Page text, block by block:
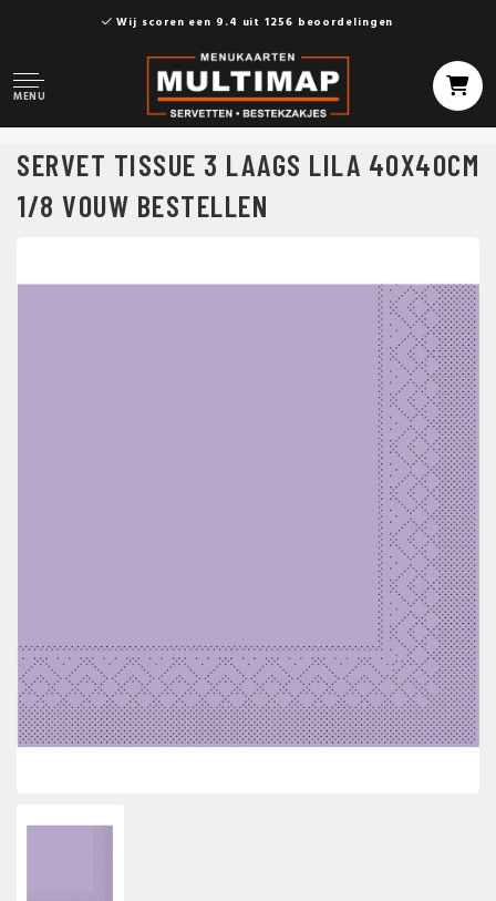
Wij scoren een 9.4 uit 1256 beoordelingen
MENU
SERVET TISSUE 3 LAAGS LILA 40X40CM
1/8 VOUW BESTELLEN